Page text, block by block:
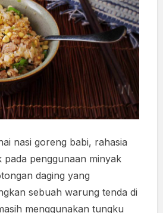
nasi goreng babi, rahasia
pada penggunaan minyak
daging yang
sebuah warung tenda di
menggunakan tungku